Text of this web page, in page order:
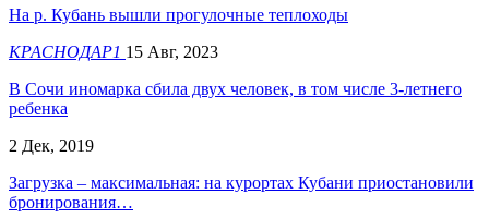
На р. Кубань вышли прогулочные теплоходы
КРАСНОДАР1 15 Авг, 2023
В Сочи иномарка сбила двух человек, в том числе 3-летнего
ребенка
2 Дек, 2019
Загрузка – максимальная: на курортах Кубани приостановили
бронирования…